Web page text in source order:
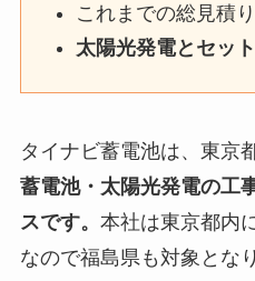
これまでの総見積
太陽光発電とセッ
タイナビ蓄電池は、東京
蓄電池・太陽光発電の工
スです。 本社は東京都内
なので福島県も対象とな